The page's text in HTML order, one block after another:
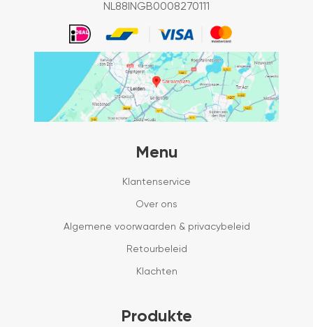
NL88INGB0008270111
Menu
Klantenservice
Over ons
Algemene voorwaarden & privacybeleid
Retourbeleid
Klachten
Produkte